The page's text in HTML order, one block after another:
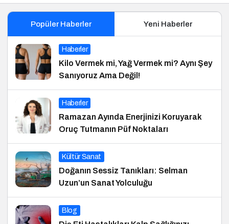
Popüler Haberler Yeni Haberler
Haberler
Kilo Vermek mi, Yağ Vermek mi? Aynı Şey
Sanıyoruz Ama Değil!
Haberler
Ramazan Ayında Enerjinizi Koruyarak
Oruç Tutmanın Püf Noktaları
Kültür Sanat
Doğanın Sessiz Tanıkları: Selman
Uzun’un Sanat Yolculuğu
Blog